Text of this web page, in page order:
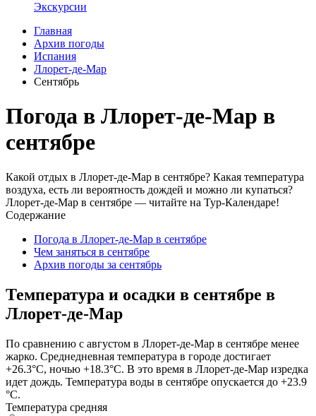
Экскурсии
Главная
Архив погоды
Испания
Ллорет-де-Мар
Сентябрь
Погода в Ллорет-де-Мар в
сентябре
Какой отдых в Ллорет-де-Мар в сентябре? Какая температура
воздуха, есть ли вероятность дождей и можно ли купаться?
Ллорет-де-Мар в сентябре — читайте на Тур-Календаре!
Содержание
Погода в Ллорет-де-Мар в сентябре
Чем заняться в сентябре
Архив погоды за сентябрь
Температура и осадки в сентябре в
Ллорет-де-Мар
По сравнению с августом в Ллорет-де-Мар в сентябре менее
жарко. Среднедневная температура в городе достигает
+26.3°C, ночью +18.3°C. В это время в Ллорет-де-Мар изредка
идет дождь. Температура воды в сентябре опускается до +23.9
°C.
Температура средняя